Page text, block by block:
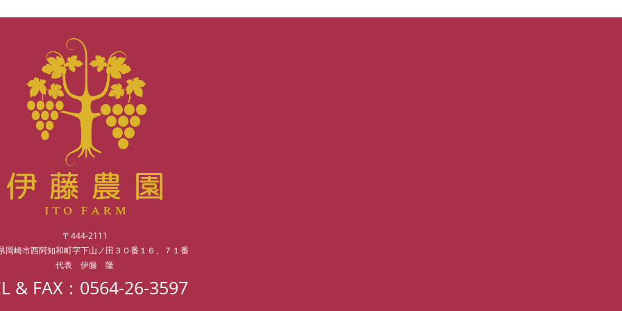
〒444-2111
岡崎市西阿知和町字下山ノ田３０番１６、７１番
代表 伊藤 隆
& FAX： 0564-26-3597